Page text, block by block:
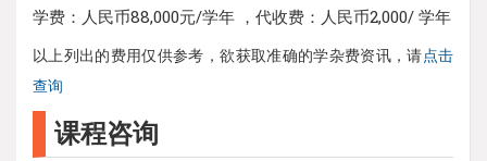
学费：人民币88,000元/学年 ，代收费：人民币2,000/ 学年
以上列出的费用仅供参考，欲获取准确的学杂费资讯，请点击
查询
课程咨询